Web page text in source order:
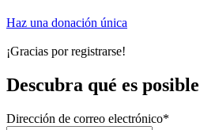
Haz una donación única
¡Gracias por registrarse!
Descubra qué es
Dirección de correo electrónico*